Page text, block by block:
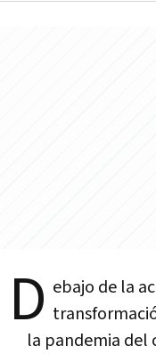
D ebajo de la
la pandemia del